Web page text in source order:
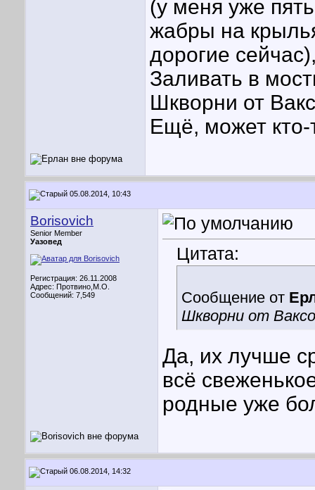
(у меня уже
жабры на
дорогие
Заливать в
Шкворни от
Ещё, может кто-
05.08.2014, 10:43
Borisovich
Senior Member
Уазовед
Регистрация: 26.11.2008
Адрес: Протвино,М.О.
Сообщений: 7,549
Цитата:
Сообщение от
Шкворни от
Да, их лучше
всё
родные уже
06.08.2014, 14:32